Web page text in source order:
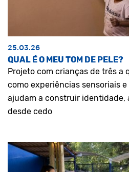
25.03.26
QUAL É O MEU TOM DE PELE?
Projeto com crianças de três a
como experiências sensoriais
ajudam a construir identidade,
desde cedo